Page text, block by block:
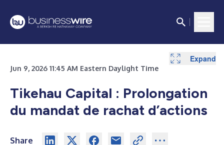
Jun 9, 2026 11:45 AM Eastern Daylight Time
Tikehau Capital : Prolongation
du mandat de rachat d’actions
Share
Expand